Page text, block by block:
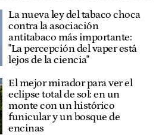
La nueva ley del tabaco choca
contra la asociación
antitabaco más importante:
"La percepción del vaper está
lejos de la ciencia"
El mejor mirador para ver el
eclipse total de sol: en un
monte con un histórico
funicular y un bosque de
encinas